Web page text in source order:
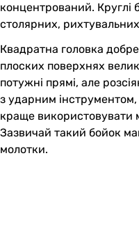
концентрований. Круглі
столярних,
Квадратна головка
плоских поверхнях
потужні прямі, але
з ударним
краще використовувати
Зазвичай такий бойок
молотки.